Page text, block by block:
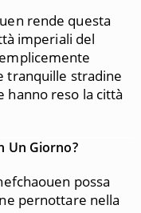
rende questa
imperiali del
tranquille stradine
reso la città
Un Giorno?
possa
pernottare nella